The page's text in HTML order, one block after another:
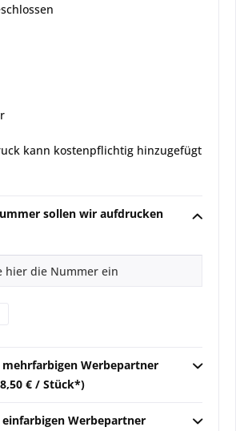
kann kostenpflichtig hinzugefügt
sollen wir aufdrucken
Werbepartner
€ / Stück*)
Werbepartner